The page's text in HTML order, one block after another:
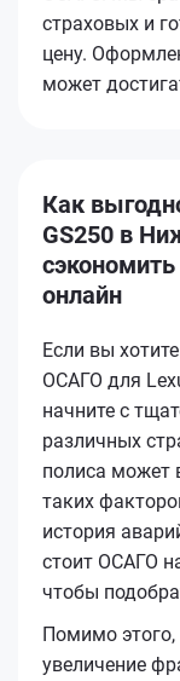
страховых и
цену.
может
Как
GS250 в
онлайн
Если вы
ОСАГО для
начните с
различных
полиса может
таких
история
стоит ОСАГО
чтобы
Помимо
увеличение